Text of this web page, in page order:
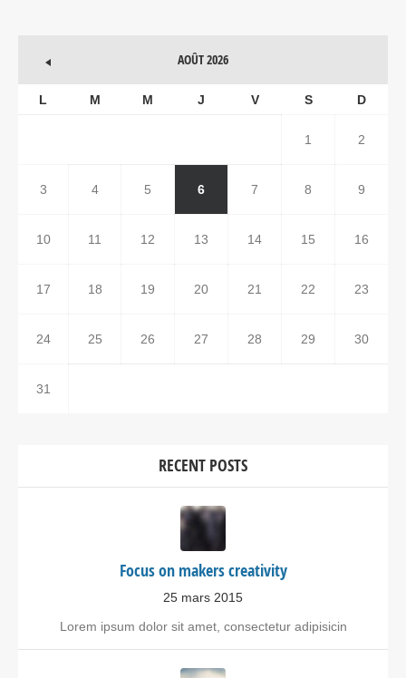
AOÛT 2026
L M M J V S D
1 2
3 4 5 6 7 8 9
10 11 12 13 14 15 16
17 18 19 20 21 22 23
24 25 26 27 28 29 30
31
RECENT POSTS
Focus on makers creativity
25 mars 2015
Lorem ipsum dolor sit amet, consectetur adipisicin